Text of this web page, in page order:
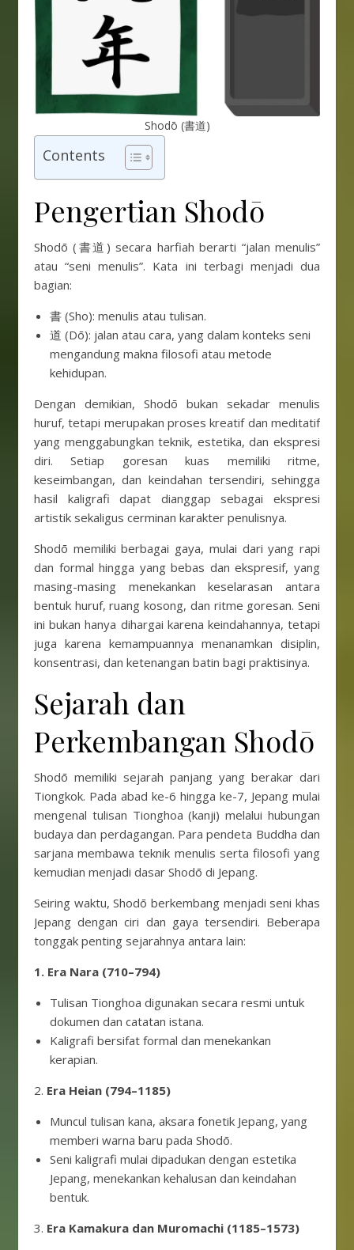
Shodō (書道)
Contents
Pengertian Shodō
Shodō (書道) secara harfiah berarti “jalan menulis”
atau “seni menulis”. Kata ini terbagi menjadi dua
bagian:
書 (Sho): menulis atau tulisan.
道 (Dō): jalan atau cara, yang dalam konteks seni
mengandung makna filosofi atau metode
kehidupan.
Dengan demikian, Shodō bukan sekadar menulis
huruf, tetapi merupakan proses kreatif dan meditatif
yang menggabungkan teknik, estetika, dan ekspresi
diri. Setiap goresan kuas memiliki ritme,
keseimbangan, dan keindahan tersendiri, sehingga
hasil kaligrafi dapat dianggap sebagai ekspresi
artistik sekaligus cerminan karakter penulisnya.
Shodō memiliki berbagai gaya, mulai dari yang rapi
dan formal hingga yang bebas dan ekspresif, yang
masing-masing menekankan keselarasan antara
bentuk huruf, ruang kosong, dan ritme goresan. Seni
ini bukan hanya dihargai karena keindahannya, tetapi
juga karena kemampuannya menanamkan disiplin,
konsentrasi, dan ketenangan batin bagi praktisinya.
Sejarah dan
Perkembangan Shodō
Shodō memiliki sejarah panjang yang berakar dari
Tiongkok. Pada abad ke-6 hingga ke-7, Jepang mulai
mengenal tulisan Tionghoa (kanji) melalui hubungan
budaya dan perdagangan. Para pendeta Buddha dan
sarjana membawa teknik menulis serta filosofi yang
kemudian menjadi dasar Shodō di Jepang.
Seiring waktu, Shodō berkembang menjadi seni khas
Jepang dengan ciri dan gaya tersendiri. Beberapa
tonggak penting sejarahnya antara lain:
1. Era Nara (710–794)
Tulisan Tionghoa digunakan secara resmi untuk
dokumen dan catatan istana.
Kaligrafi bersifat formal dan menekankan
kerapian.
2. Era Heian (794–1185)
Muncul tulisan kana, aksara fonetik Jepang, yang
memberi warna baru pada Shodō.
Seni kaligrafi mulai dipadukan dengan estetika
Jepang, menekankan kehalusan dan keindahan
bentuk.
3. Era Kamakura dan Muromachi (1185–1573)